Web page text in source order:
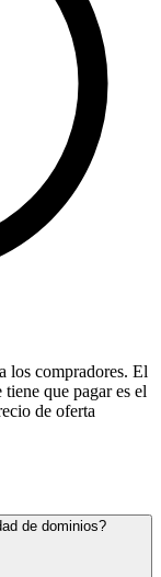
los compradores. El
que pagar es el
de oferta
de dominios?